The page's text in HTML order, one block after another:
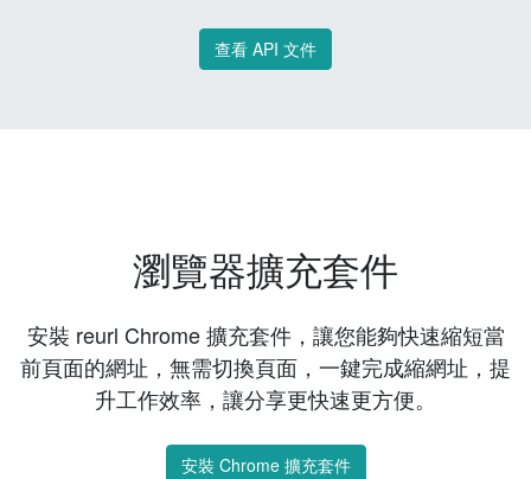
查看 API 文件
瀏覽器擴充套件
安裝 reurl Chrome 擴充套件，讓您能夠快速縮短當
前頁面的網址，無需切換頁面，一鍵完成縮網址，提
升工作效率，讓分享更快速更方便。
安裝 Chrome 擴充套件